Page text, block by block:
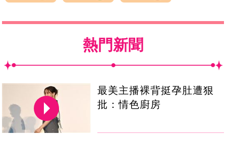
熱門新聞
最美主播裸背挺孕肚遭狠
批：情色廚房